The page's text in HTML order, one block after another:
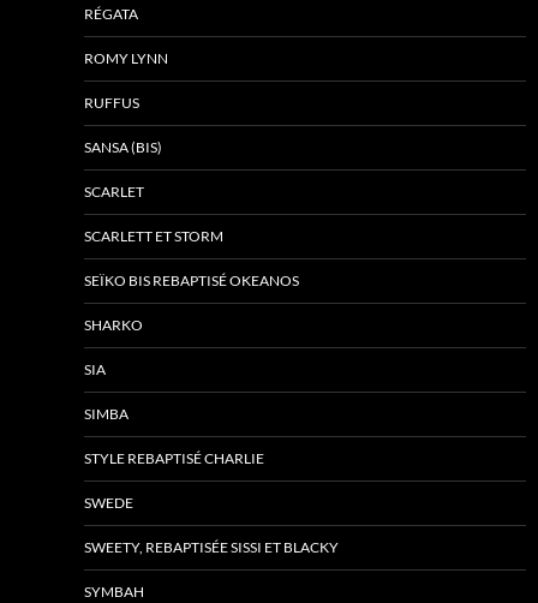
RÉGATA
ROMY LYNN
RUFFUS
SANSA (BIS)
SCARLET
SCARLETT ET STORM
SEÏKO BIS REBAPTISÉ OKEANOS
SHARKO
SIA
SIMBA
STYLE REBAPTISÉ CHARLIE
SWEDE
SWEETY, REBAPTISÉE SISSI ET BLACKY
SYMBAH